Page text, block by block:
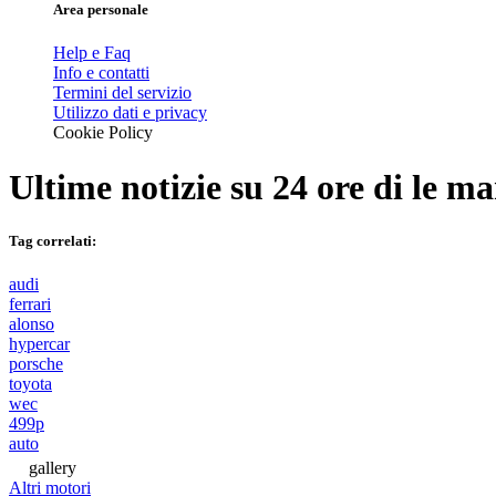
Area personale
Help e Faq
Info e contatti
Termini del servizio
Utilizzo dati e privacy
Cookie Policy
Ultime notizie su 24 ore di le
Tag correlati:
audi
ferrari
alonso
hypercar
porsche
toyota
wec
499p
auto
gallery
Altri motori